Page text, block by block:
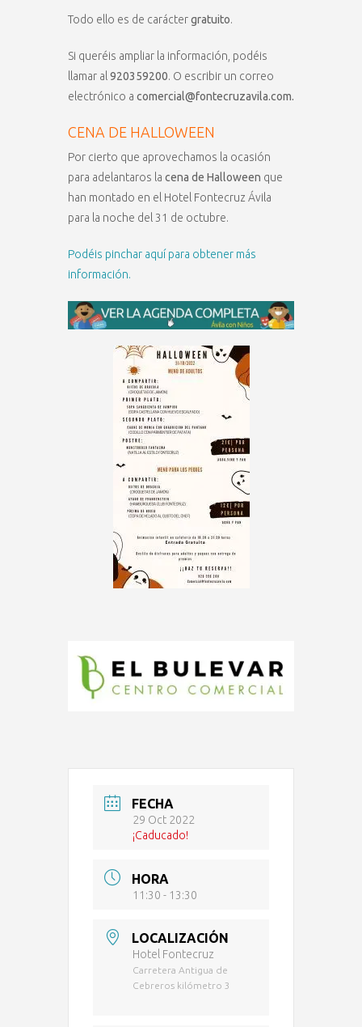
Todo ello es de caráctergratuito.
Si queréis ampliar la información, podéis
llamar al 920359200. O escribir un correo
electrónico a comercial@fontecruzavila.com.
CENA DE HALLOWEEN
Por cierto que aprovechamos la ocasión
para adelantaros la cena de Halloween que
han montado en el Hotel Fontecruz Ávila
para la noche del 31 de octubre.
Podéis pinchar aquí para obtener más
información.
FECHA
29 Oct 2022
¡Caducado!
HORA
11:30 - 13:30
LOCALIZACIÓN
Hotel Fontecruz
Carretera Antigua de
Cebreros kilómetro 3